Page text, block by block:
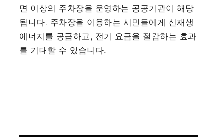
면 이상의 주차장을 운영하는 공공기관이 해당
됩니다. 주차장을 이용하는 시민들에게 신재생
에너지를 공급하고, 전기 요금을 절감하는 효과
를 기대할 수 있습니다.